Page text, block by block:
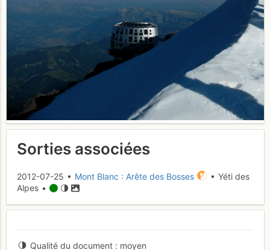
Sorties associées
2012-07-25 • Mont Blanc : Arête des Bosses
• Yéti des
Alpes •
Qualité du document moyen